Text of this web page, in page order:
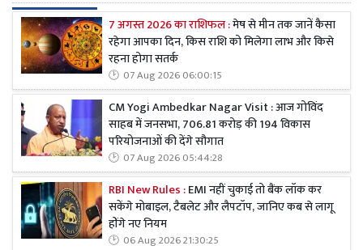
7 अगस्त 2026 का राशिफल :मेष से मीन तक जानें कैसा
रहेगा आपका दिन, किस राशि को मिलेगा लाभ और किसे
रहना होगा सतर्क
07 Aug 2026 06:00:15
CM Yogi Ambedkar Nagar Visit : आज गोविंद
साहब में जनसभा, 706.81 करोड़ की 194 विकास
परियोजनाओं की देंगे सौगात
07 Aug 2026 05:44:28
RBI New Rules :EMI नहीं चुकाई तो बैंक लॉक कर
सकेंगे मोबाइल, टैबलेट और लैपटॉप, जानिए कब से लागू
होंगे नए नियम
06 Aug 2026 21:30:25